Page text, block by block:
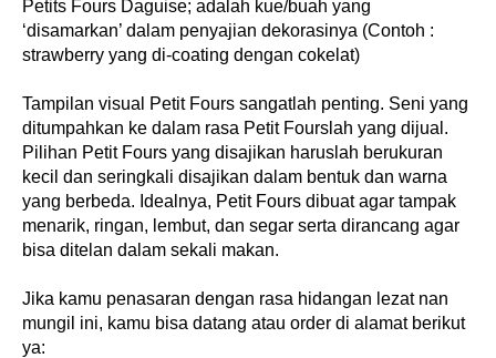
Petits Fours Daguise; adalah kue/buah yang
‘disamarkan’ dalam penyajian dekorasinya (Contoh :
strawberry yang di-coating dengan cokelat)
Tampilan visual Petit Fours sangatlah penting. Seni yang
ditumpahkan ke dalam rasa Petit Fourslah yang dijual.
Pilihan Petit Fours yang disajikan haruslah berukuran
kecil dan seringkali disajikan dalam bentuk dan warna
yang berbeda. Idealnya, Petit Fours dibuat agar tampak
menarik, ringan, lembut, dan segar serta dirancang agar
bisa ditelan dalam sekali makan.
Jika kamu penasaran dengan rasa hidangan lezat nan
mungil ini, kamu bisa datang atau order di alamat berikut
ya: